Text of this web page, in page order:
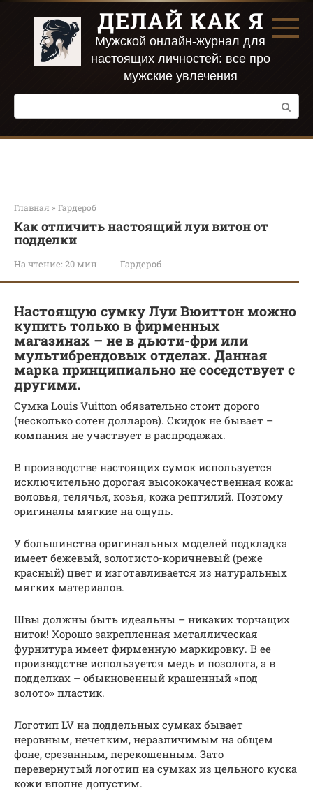
Перейти
контенту
ДЕЛАЙ КАК Я
Мужской онлайн-журнал для
настоящих личностей: все про
мужские увлечения
Поиск:
Главная » Гардероб
Как отличить настоящий луи витон от
подделки
На чтение: 20 мин Гардероб
Настоящую сумку Луи Вюиттон можно
купить только в фирменных
магазинах – не в дьюти-фри или
мультибрендовых отделах. Данная
марка принципиально не соседствует с
другими.
Сумка Louis Vuitton обязательно стоит дорого
(несколько сотен долларов). Скидок не бывает –
компания не участвует в распродажах.
В производстве настоящих сумок используется
исключительно дорогая высококачественная кожа:
воловья, телячья, козья, кожа рептилий. Поэтому
оригиналы мягкие на ощупь.
У большинства оригинальных моделей подкладка
имеет бежевый, золотисто-коричневый (реже
красный) цвет и изготавливается из натуральных
мягких материалов.
Швы должны быть идеальны – никаких торчащих
ниток! Хорошо закрепленная металлическая
фурнитура имеет фирменную маркировку. В ее
производстве используется медь и позолота, а в
подделках – обыкновенный крашенный «под
золото» пластик.
Логотип LV на поддельных сумках бывает
неровным, нечетким, неразличимым на общем
фоне, срезанным, перекошенным. Зато
перевернутый логотип на сумках из цельного куска
кожи вполне допустим.